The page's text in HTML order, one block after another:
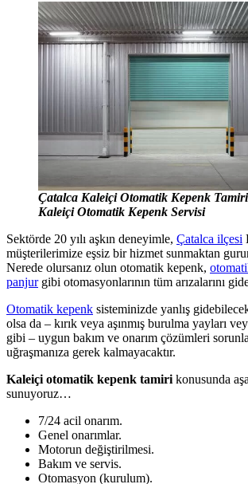
Çatalca Kaleiçi Otomatik Kepenk
Kaleiçi Otomatik Kepenk Servisi
Sektörde 20 yılı aşkın deneyimle, Çatalca ilçesi
müşterilerimize eşsiz bir hizmet sunmaktan
Nerede olursanız olun otomatik kepenk,
panjurgibi otomasyonlarının tüm arızalarını
Otomatik kepenk sisteminizde yanlış
olsa da – kırık veya aşınmış burulma yayları
gibi – uygun bakım ve onarım çözümleri
uğraşmanıza gerek kalmayacaktır.
Kaleiçi otomatik kepenk tamiri konusunda
sunuyoruz…
7/24 acil onarım.
Genel onarımlar.
Motorun değiştirilmesi.
Bakım ve servis.
Otomasyon (kurulum).